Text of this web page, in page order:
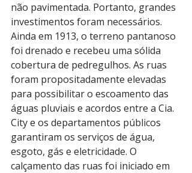
não pavimentada. Portanto, grandes
investimentos foram necessários.
Ainda em 1913, o terreno pantanoso
foi drenado e recebeu uma sólida
cobertura de pedregulhos. As ruas
foram propositadamente elevadas
para possibilitar o escoamento das
águas pluviais e acordos entre a Cia.
City e os departamentos públicos
garantiram os serviços de água,
esgoto, gás e eletricidade. O
calçamento das ruas foi iniciado em